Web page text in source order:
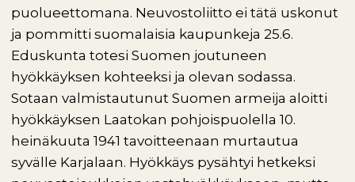
puolueettomana. Neuvostoliitto ei tätä uskonut
ja pommitti suomalaisia kaupunkeja 25.6.
Eduskunta totesi Suomen joutuneen
hyökkäyksen kohteeksi ja olevan sodassa.
Sotaan valmistautunut Suomen armeija aloitti
hyökkäyksen Laatokan pohjoispuolella 10.
heinäkuuta 1941 tavoitteenaan murtautua
syvälle Karjalaan. Hyökkäys pysähtyi hetkeksi